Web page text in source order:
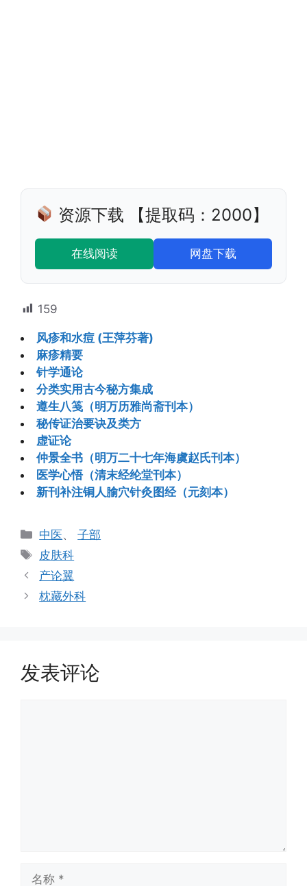
资源下载 【提取码：2000】
在线阅读 网盘下载
159
风疹和水痘 (王萍芬著)
麻疹精要
针学通论
分类实用古今秘方集成
遵生八笺（明万历雅尚斋刊本）
秘传证治要诀及类方
虚证论
仲景全书（明万二十七年海虞赵氏刊本）
医学心悟（清末经纶堂刊本）
新刊补注铜人腧穴针灸图经（元刻本）
分
类
中医、子部
标
签
皮肤科
产论翼
枕藏外科
发表评论